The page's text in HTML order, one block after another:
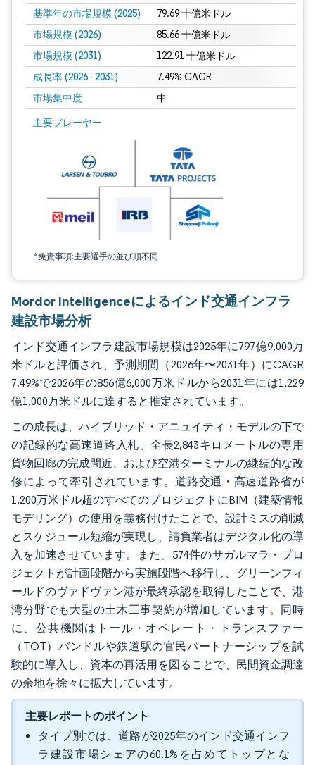
基準年の市場規模 (2025) 79.69 十億米ドル
市場規模 (2026) 85.66 十億米ドル
市場規模 (2031) 122.91 十億米ドル
成長率 (2026 - 2031) 7.49% CAGR
市場集中度 中
主要プレーヤー
*免責事項:主要選手の並び順不同
画像 © Mordor Intelligence。再利用にはCC BY 4.0の表示が必要です。
Mordor Intelligenceによるインド交通インフラ
建設市場分析
インド交通インフラ建設市場規模は2025年に797億9,000万
米ドルと評価され、予測期間（2026年〜2031年）にCAGR
7.49%で2026年の856億6,000万米ドルから2031年には1,229
億1,000万米ドルに達すると推定されています。
この成長は、ハイブリッド・アニュイティ・モデルの下で
の記録的な高速道路入札、全長2,843キロメートルの専用
貨物回廊の完成間近、および空港ターミナルの継続的な改
修によって牽引されています。道路交通・高速道路省が
1,200万米ドル超のすべてのプロジェクトにBIM（建築情報
モデリング）の使用を義務付けたことで、設計ミスの削減
とスケジュール短縮が実現し、請負業者はデジタル化の導
入を加速させています。また、574件のサガルマラ・プロ
ジェクトが計画段階から実施段階へ移行し、グリーンフィ
ールドのヴァドヴァン港が最終承認を取得したことで、港
湾分野でも大型の土木工事契約が増加しています。同時
に、公共機関はトール・オペレート・トランスファー
（TOT）バンドルや鉄道駅の官民パートナーシップを試
験的に導入し、資本の再活用を図ることで、民間資金調達
の余地を徐々に拡大しています。
主要レポートのポイント
タイプ別では、道路が2025年のインド交通インフ
ラ建設市場シェアの60.1%を占めてトップとな